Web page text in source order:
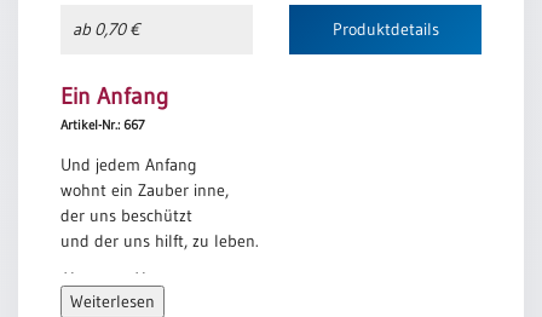
ab 0,70 € Produktdetails
Ein Anfang
Artikel-Nr.: 667
Und jedem Anfang
wohnt ein Zauber inne,
der uns beschützt
und der uns hilft, zu leben.
Hermann Hesse
Weiterlesen